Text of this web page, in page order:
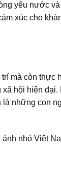
yêu nước
xúc cho
mà còn thực
hội hiện đại.
là những con
nhỏ Việt